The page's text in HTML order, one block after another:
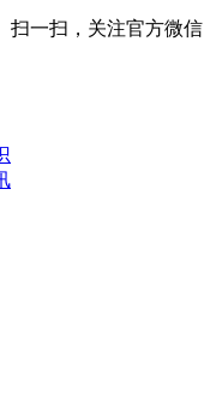
扫一扫，关注官方微信